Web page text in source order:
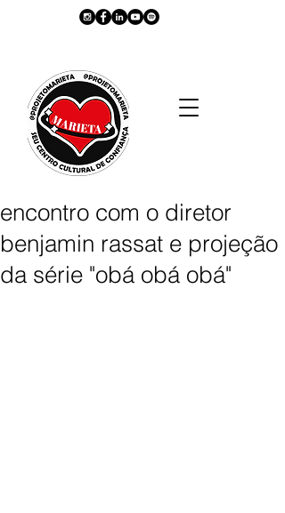
encontro com o diretor
benjamin rassat e projeção
da série "obá obá obá"